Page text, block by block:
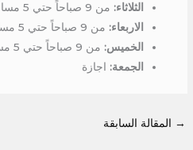
الثلاثاء: من 9 صباحاً حتي 5 مساءً
الاربعاء: من 9 صباحاً حتي 5 مساءً
الخميس: من 9 صباحاً حتي 5 مساءً
الجمعة: اجازة
→ المقالة السابقة